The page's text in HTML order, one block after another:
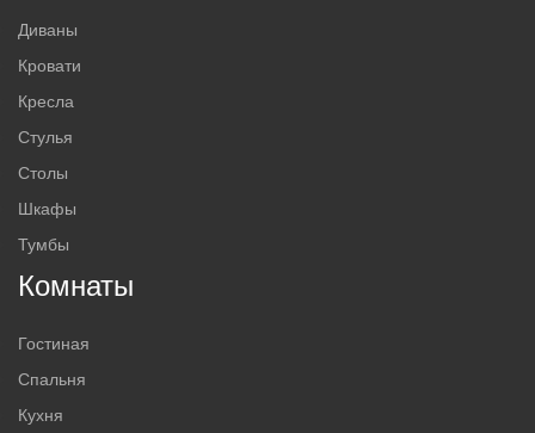
Диваны
Кровати
Кресла
Стулья
Столы
Шкафы
Тумбы
Комнаты
Гостиная
Спальня
Кухня